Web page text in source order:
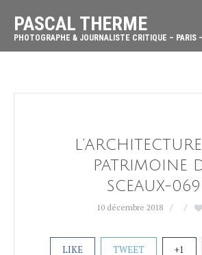
PASCAL THERME
PHOTOGRAPHE & JOURNALISTE CRITIQUE – PARIS –
PATRIMOINE
SCEAUX-069
10 décembre 2018
LIKE TWEET +1